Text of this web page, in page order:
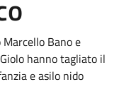
Bano e
hanno tagliato il
e asilo nido